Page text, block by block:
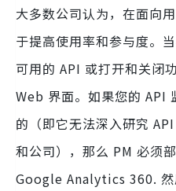
大多数公司认为，在面向
于提高使用率和参与度。
可用的 API 或打开和关闭
Web 界面。如果您的 API
的（即它无法深入研究
和公司），那么 PM 必须
Google Analytics 360. 然